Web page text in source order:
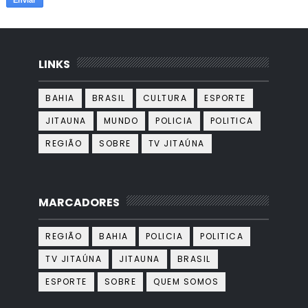
LINKS
BAHIA BRASIL CULTURA
ESPORTE
JITAUNA
MUNDO POLICIA
POLITICA
REGIÃO
SOBRE TV JITAÚNA
MARCADORES
REGIÃO BAHIA POLICIA
POLITICA
TV JITAÚNA
JITAUNA
BRASIL
ESPORTE
SOBRE QUEM SOMOS